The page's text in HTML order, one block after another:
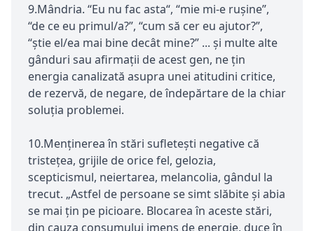
9.Mândria. “Eu nu fac asta“, “mie mi-e ruşine”,
“de ce eu primul/a?”, “cum să cer eu ajutor?”,
“ştie el/ea mai bine decât mine?” ... și multe alte
gânduri sau afirmații de acest gen, ne țin
energia canalizată asupra unei atitudini critice,
de rezervă, de negare, de îndepărtare de la chiar
soluția problemei.
10.Menținerea în stări sufletești negative că
tristețea, grijile de orice fel, gelozia,
scepticismul, neiertarea, melancolia, gândul la
trecut. „Astfel de persoane se simt slăbite și abia
se mai țin pe picioare. Blocarea în aceste stări,
din cauza consumului imens de energie, duce în